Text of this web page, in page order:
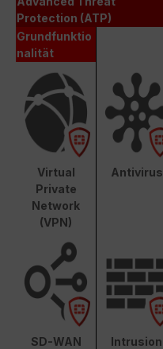
Protection (ATP)
Grundfunktio
nalität
Virtual
Private
Network
(VPN)
Antivirus
SD-WAN
Intrusion